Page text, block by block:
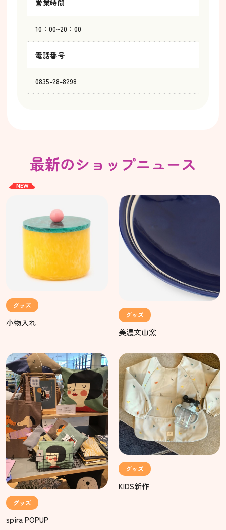
営業時間
10：00~20：00
電話番号
0835-28-8298
最新のショップニュース
NEW
グッズ
小物入れ
グッズ
美濃文山窯
グッズ
spira POPUP
グッズ
KIDS新作